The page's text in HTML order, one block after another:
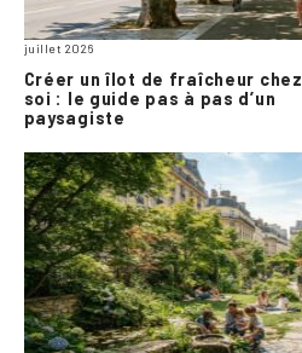
juillet 2026
Créer un îlot de fraîcheur chez
soi : le guide pas à pas d’un
paysagiste